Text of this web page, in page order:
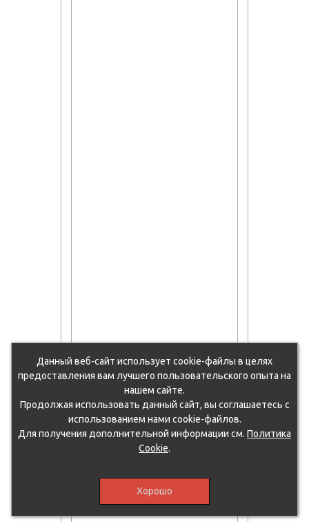
Данный веб-сайт использует cookie-файлы в целях
предоставления вам лучшего пользовательского опыта на
нашем сайте.
Продолжая использовать данный сайт, вы соглашаетесь с
использованием нами cookie-файлов.
Для получения дополнительной информации см. Политика
Cookie.
Хорошо